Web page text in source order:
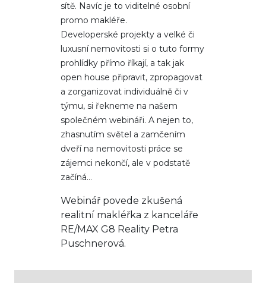
sítě. Navíc je to viditelné osobní
promo makléře.
Developerské projekty a velké či
luxusní nemovitosti si o tuto formy
prohlídky přímo říkají, a tak jak
open house připravit, zpropagovat
a zorganizovat individuálně či v
týmu, si řekneme na našem
společném webináři. A nejen to,
zhasnutím světel a zamčením
dveří na nemovitosti práce se
zájemci nekončí, ale v podstatě
začíná…
Webinář povede zkušená
realitní makléřka z kanceláře
RE/MAX G8 Reality Petra
Puschnerová.